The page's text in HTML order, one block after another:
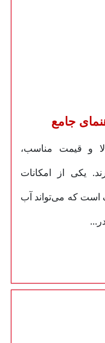
جامع
و قیمت مناسب،
یکی از امکانات
است که می‌تواند آب